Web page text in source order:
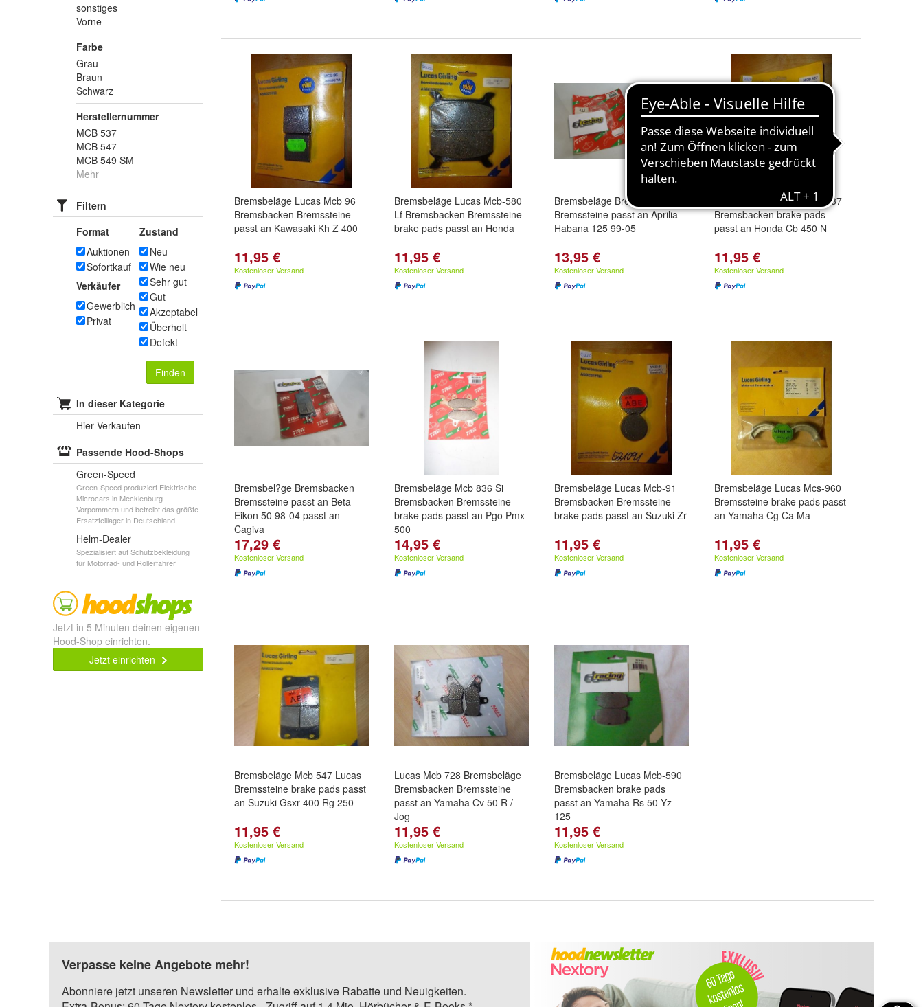
sonstiges
Vorne
Farbe
Grau
Braun
Schwarz
Herstellernummer
MCB 537
MCB 547
MCB 549 SM
Mehr
Filtern
Format
Auktionen
Sofortkauf
Verkäufer
Gewerblich
Privat
Zustand
Neu
Wie neu
Sehr gut
Gut
Akzeptabel
Überholt
Defekt
Finden
In dieser Kategorie
Hier Verkaufen
Passende Hood-Shops
Green-Speed
Green-Speed produziert Elektrische
Microcars in Mecklenburg
Vorpommern und betreibt das größte
Ersatzteillager in Deutschland.
Helm-Dealer
Spezialisiert auf Schutzbekleidung
für Motorrad- und Rollerfahrer
Jetzt in 5 Minuten deinen eigenen
Hood-Shop einrichten.
Jetzt einrichten
Bremsbeläge Lucas Mcb 96
Bremsbacken Bremssteine
passt an Kawasaki Kh Z 400
11,95 €
Kostenloser Versand
Bremsbeläge Lucas Mcb-580
Lf Bremsbacken Bremssteine
brake pads passt an Honda
11,95 €
Kostenloser Versand
Bremsbeläge Bremsbacken
Bremssteine passt an Aprilia
Habana 125 99-05
13,95 €
Kostenloser Versand
Bremsbeläge Lucas Mcb-537
Bremsbacken brake pads
passt an Honda Cb 450 N
11,95 €
Kostenloser Versand
Bremsbel?ge Bremsbacken
Bremssteine passt an Beta
Eikon 50 98-04 passt an
Cagiva
17,29 €
Kostenloser Versand
Bremsbeläge Mcb 836 Si
Bremsbacken Bremssteine
brake pads passt an Pgo Pmx
500
14,95 €
Kostenloser Versand
Bremsbeläge Lucas Mcb-91
Bremsbacken Bremssteine
brake pads passt an Suzuki Zr
11,95 €
Kostenloser Versand
Bremsbeläge Lucas Mcs-960
Bremssteine brake pads passt
an Yamaha Cg Ca Ma
11,95 €
Kostenloser Versand
Bremsbeläge Mcb 547 Lucas
Bremssteine brake pads passt
an Suzuki Gsxr 400 Rg 250
11,95 €
Kostenloser Versand
Lucas Mcb 728 Bremsbeläge
Bremsbacken Bremssteine
passt an Yamaha Cv 50 R /
Jog
11,95 €
Kostenloser Versand
Bremsbeläge Lucas Mcb-590
Bremsbacken brake pads
passt an Yamaha Rs 50 Yz
125
11,95 €
Kostenloser Versand
Verpasse keine Angebote mehr!
Abonniere jetzt unseren Newsletter und erhalte exklusive Rabatte und Neuigkeiten.